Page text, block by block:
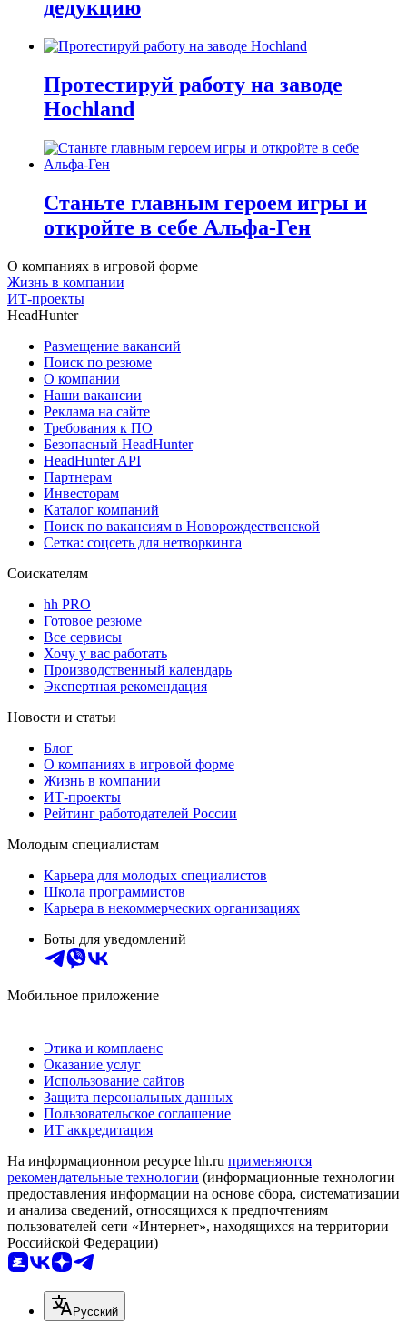
дедукцию
Протестируй работу на заводе
Hochland
Станьте главным героем игры и
откройте в себе Альфа-Ген
О компаниях в игровой форме
Жизнь в компании
ИТ-проекты
HeadHunter
Размещение вакансий
Поиск по резюме
О компании
Наши вакансии
Реклама на сайте
Требования к ПО
Безопасный HeadHunter
HeadHunter API
Партнерам
Инвесторам
Каталог компаний
Поиск по вакансиям в Новорождественской
Сетка: соцсеть для нетворкинга
Соискателям
hh PRO
Готовое резюме
Все сервисы
Хочу у вас работать
Производственный календарь
Экспертная рекомендация
Новости и статьи
Блог
О компаниях в игровой форме
Жизнь в компании
ИТ-проекты
Рейтинг работодателей России
Молодым специалистам
Карьера для молодых специалистов
Школа программистов
Карьера в некоммерческих организациях
Боты для уведомлений
Мобильное приложение
Этика и комплаенс
Оказание услуг
Использование сайтов
Защита персональных данных
Пользовательское соглашение
ИТ аккредитация
На информационном ресурсе hh.ru применяются
рекомендательные технологии (информационные технологии
предоставления информации на основе сбора, систематизации
и анализа сведений, относящихся к предпочтениям
пользователей сети «Интернет», находящихся на территории
Российской Федерации)
Русский